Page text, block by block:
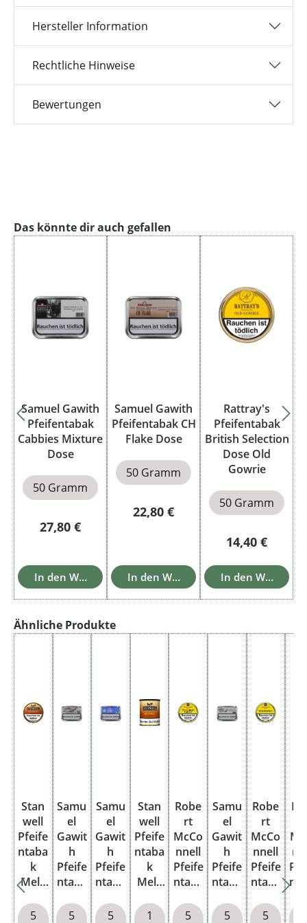
Hersteller Information
Rechtliche Hinweise
Bewertungen
Produktgalerie überspringen
Das könnte dir auch gefallen
Samuel Gawith
Pfeifentabak
Cabbies Mixture
Dose
50 Gramm
Regulärer Preis:
27,80 €
In den Warenkorb
Samuel Gawith
Pfeifentabak CH
Flake Dose
50 Gramm
Regulärer Preis:
22,80 €
In den Warenkorb
Rattray's
Pfeifentabak
British Selection
Dose Old
Gowrie
50 Gramm
Regulärer
14,40 €
In den
Produktgalerie überspringen
Ähnliche Produkte
Stan
well
Pfeife
ntaba
k
Mela
nge
Dose
5
Samu
el
Gawit
h
Pfeife
ntaba
Skiff
5
Samu
el
Gawit
h
Pfeife
ntaba
Celtic
5
Stan
well
Pfeife
ntaba
k
Mela
Box
1
Robe
rt
McCo
nnell
Pfeife
ntaba
Herit
5
Samu
el
Gawit
h
Pfeife
ntaba
Squa
5
Robe
rt
McCo
nnell
Pfeife
ntaba
Herit
5